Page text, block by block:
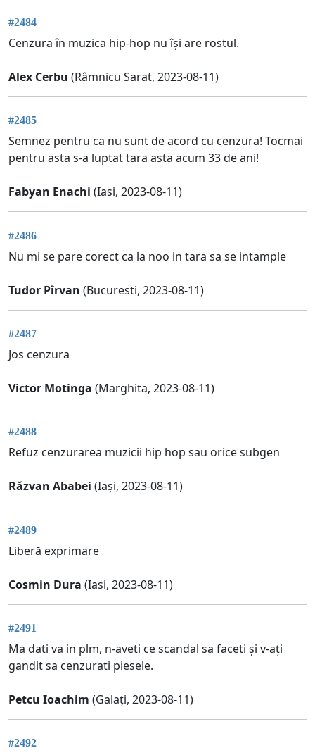
#2484
Cenzura în muzica hip-hop nu își are rostul.
Alex Cerbu (Râmnicu Sarat, 2023-08-11)
#2485
Semnez pentru ca nu sunt de acord cu cenzura! Tocmai
pentru asta s-a luptat tara asta acum 33 de ani!
Fabyan Enachi (Iasi, 2023-08-11)
#2486
Nu mi se pare corect ca la noo in tara sa se intample
Tudor Pîrvan (Bucuresti, 2023-08-11)
#2487
Jos cenzura
Victor Motinga (Marghita, 2023-08-11)
#2488
Refuz cenzurarea muzicii hip hop sau orice subgen
Răzvan Ababei (Iași, 2023-08-11)
#2489
Liberă exprimare
Cosmin Dura (Iasi, 2023-08-11)
#2491
Ma dati va in plm, n-aveti ce scandal sa faceti și v-ați
gandit sa cenzurati piesele.
Petcu Ioachim (Galați, 2023-08-11)
#2492